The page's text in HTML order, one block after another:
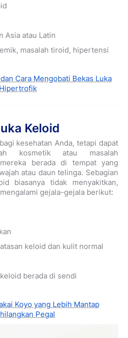
Asia atau Latin
masalah tiroid, hipertensi
Cara Mengobati Bekas Luka
Hipertrofik
Keloid
kesehatan Anda, tetapi dapat
kosmetik atau masalah
berada di tempat yang
atau daun telinga. Sebagian
biasanya tidak menyakitkan,
gejala-gejala berikut:
keloid dan kulit normal
berada di sendi
Koyo yang Lebih Mantap
Pegal